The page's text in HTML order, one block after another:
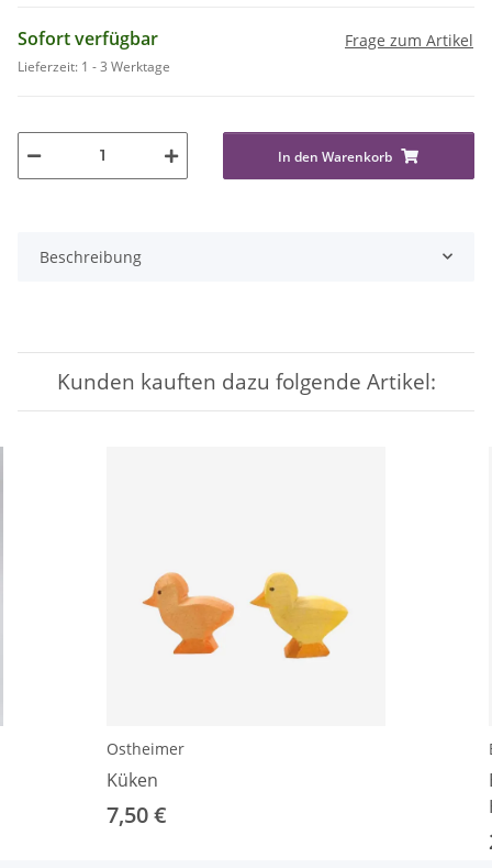
Sofort verfügbar
Lieferzeit: 1 - 3 Werktage
Frage zum Artikel
In den Warenkorb
Beschreibung
Kunden kauften dazu folgende Artikel:
Ostheimer
Küken
7,50 €